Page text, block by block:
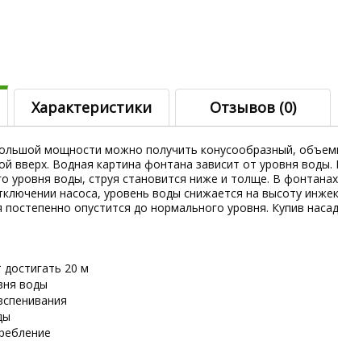
Характеристики Отзывов (0)
мощности можно получить конусообразный,
вверх. Водная картина фонтана зависит от уровня
уровня воды, струя становится ниже и толще. В
насоса, уровень воды снижается на высоту
постепенно опустится до нормального уровня. Купив
20 м
воды